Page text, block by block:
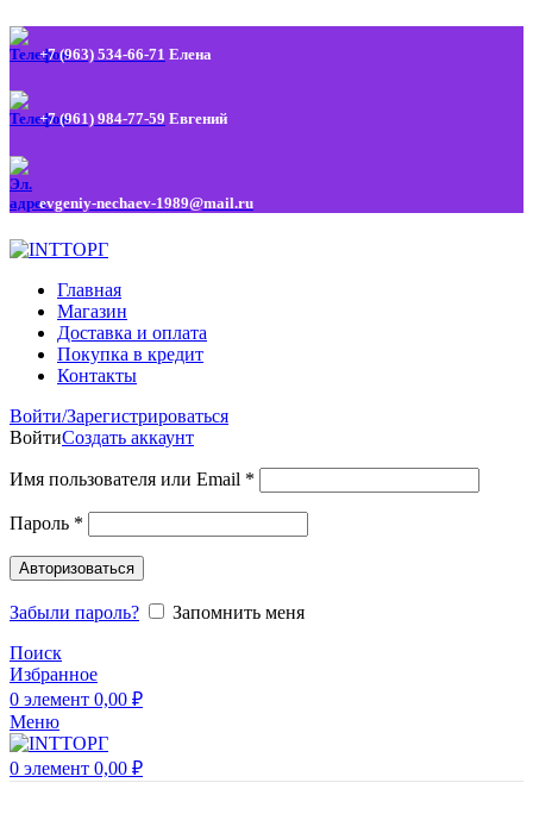
+7 (963) 534-66-71 Елена
+7 (961) 984-77-59 Евгений
evgeniy-nechaev-1989@mail.ru
Главная
Магазин
Доставка и оплата
Покупка в кредит
Контакты
Войти/Зарегистрироваться
ВойтиСоздать аккаунт
Имя пользователя или Email *
Пароль *
Авторизоваться
Забыли пароль?
Запомнить меня
Поиск
Избранное
0 элемент 0,00 ₽
Меню
0 элемент 0,00 ₽